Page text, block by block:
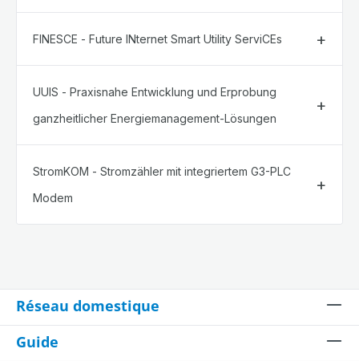
FINESCE - Future INternet Smart Utility ServiCEs
UUIS - Praxisnahe Entwicklung und Erprobung
ganzheitlicher Energiemanagement-Lösungen
StromKOM - Stromzähler mit integriertem G3-PLC
Modem
Réseau domestique
Guide